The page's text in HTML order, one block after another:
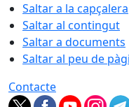
Saltar a la capçalera
Saltar al contingut
Saltar a documents
Saltar al peu de
Contacte